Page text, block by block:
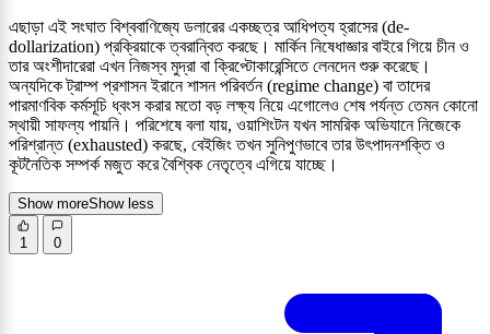
এছাড়া এই সংঘাত বিশ্ববাণিজ্যে ডলারের একচ্ছত্র আধিপত্য হ্রাসের (de-
dollarization) প্রক্রিয়াকে ত্বরান্বিত করছে। মার্কিন নিষেধাজ্ঞার বাইরে গিয়ে চীন ও
তার অংশীদারেরা এখন নিজস্ব মুদ্রা বা ক্রিপ্টোকারেন্সিতে লেনদেন শুরু করেছে।
অন্যদিকে ট্রাম্প প্রশাসন ইরানে শাসন পরিবর্তন (regime change) বা তাদের
পারমাণবিক কর্মসূচি ধ্বংস করার মতো বড় লক্ষ্য নিয়ে এগোলেও শেষ পর্যন্ত তেমন কোনো
স্থায়ী সাফল্য পায়নি। পরিশেষে বলা যায়, ওয়াশিংটন যখন সামরিক অভিযানে নিজেকে
পরিশ্রান্ত (exhausted) করছে, বেইজিং তখন সুনিপুণভাবে তার উৎপাদনশক্তি ও
কূটনৈতিক সম্পর্ক মজুত করে বৈশ্বিক নেতৃত্বে এগিয়ে যাচ্ছে।
Show moreShow less
1 0